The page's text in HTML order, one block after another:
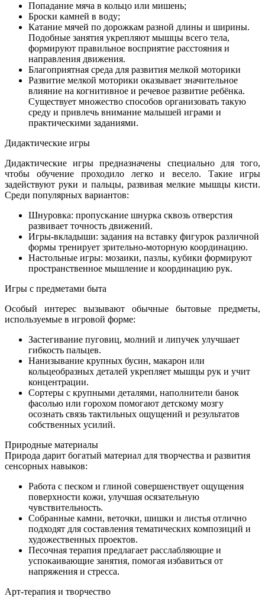
Попадание мяча в кольцо или мишень;
Броски камней в воду;
Катание мячей по дорожкам разной длины и ширины.
Подобные занятия укрепляют мышцы всего тела,
формируют правильное восприятие расстояния и
направления движения.
Благоприятная среда для развития мелкой моторики
Развитие мелкой моторики оказывает значительное
влияние на когнитивное и речевое развитие ребёнка.
Существует множество способов организовать такую
среду и привлечь внимание малышей играми и
практическими заданиями.
Дидактические игры
Дидактические игры предназначены специально для того,
чтобы обучение проходило легко и весело. Такие игры
задействуют руки и пальцы, развивая мелкие мышцы кисти.
Среди популярных вариантов:
Шнуровка: пропускание шнурка сквозь отверстия
развивает точность движений.
Игры-вкладыши: задания на вставку фигурок различной
формы тренирует зрительно-моторную координацию.
Настольные игры: мозаики, пазлы, кубики формируют
пространственное мышление и координацию рук.
Игры с предметами быта
Особый интерес вызывают обычные бытовые предметы,
используемые в игровой форме:
Застегивание пуговиц, молний и липучек улучшает
гибкость пальцев.
Нанизывание крупных бусин, макарон или
кольцеобразных деталей укрепляет мышцы рук и учит
концентрации.
Сортеры с крупными деталями, наполнители банок
фасолью или горохом помогают детскому мозгу
осознать связь тактильных ощущений и результатов
собственных усилий.
Природные материалы
Природа дарит богатый материал для творчества и развития
сенсорных навыков:
Работа с песком и глиной совершенствует ощущения
поверхности кожи, улучшая осязательную
чувствительность.
Собранные камни, веточки, шишки и листья отлично
подходят для составления тематических композиций и
художественных проектов.
Песочная терапия предлагает расслабляющие и
успокаивающие занятия, помогая избавиться от
напряжения и стресса.
Арт-терапия и творчество